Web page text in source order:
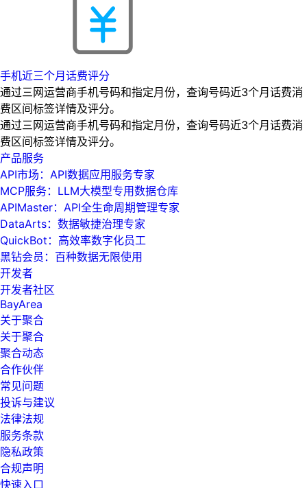
手机近三个月话费评分
通过三网运营商手机号码和指定月份，查询号码近3个月话费消
费区间标签详情及评分。
通过三网运营商手机号码和指定月份，查询号码近3个月话费消
费区间标签详情及评分。
产品服务
API市场：API数据应用服务专家
MCP服务：LLM大模型专用数据仓库
APIMaster：API全生命周期管理专家
DataArts：数据敏捷治理专家
QuickBot：高效率数字化员工
黑钻会员：百种数据无限使用
开发者
开发者社区
BayArea
关于聚合
关于聚合
聚合动态
合作伙伴
常见问题
投诉与建议
法律法规
服务条款
隐私政策
合规声明
快速入口